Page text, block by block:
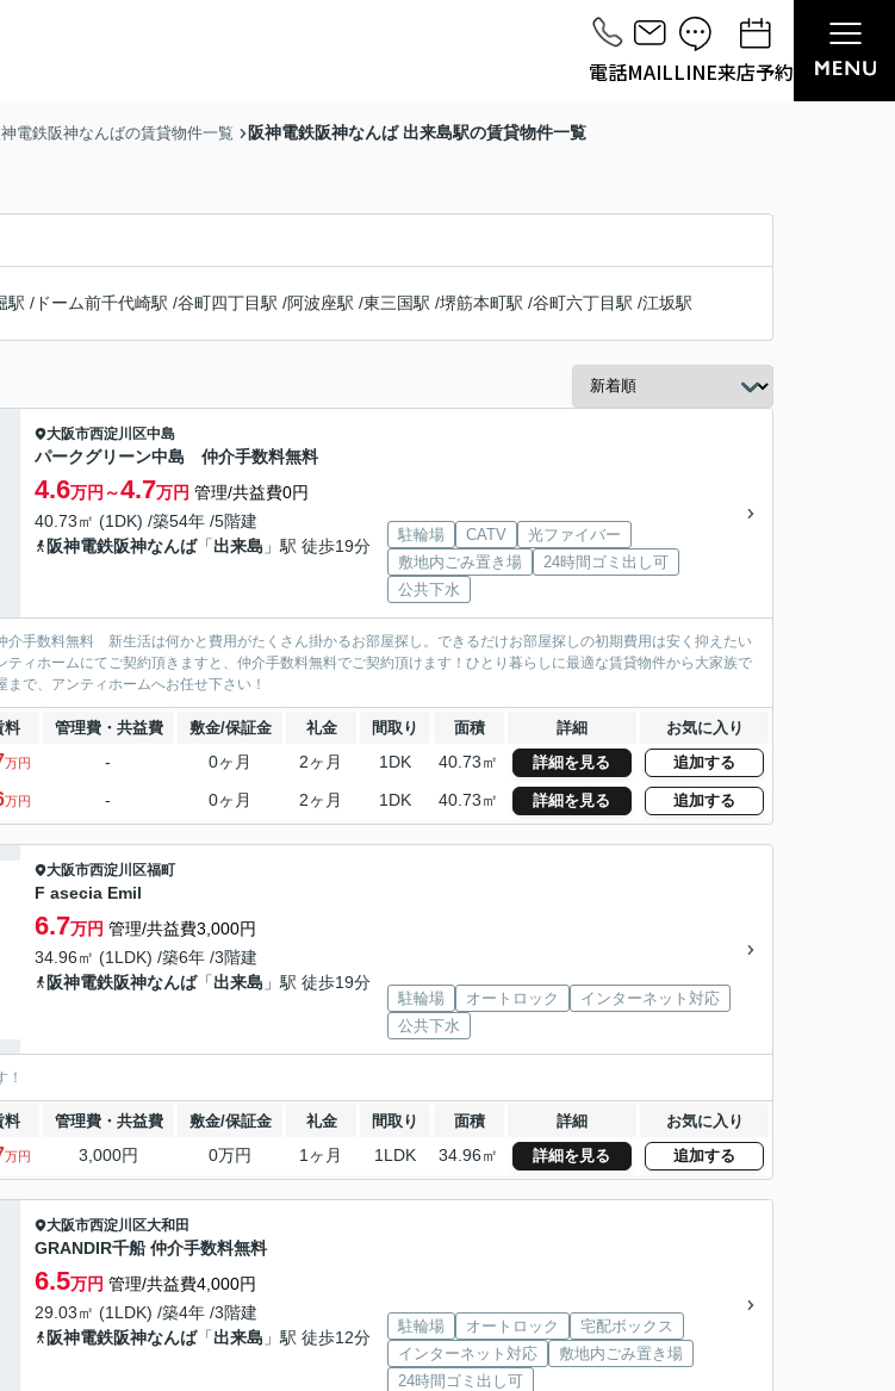
電話MAILLINE来店予約
電鉄阪神なんばの賃貸物件一覧 阪神電鉄阪神なんば 出来島駅の賃貸物件一覧
駅 / ドーム前千代崎駅 /谷町四丁目駅 /阿波座駅 /東三国駅 /堺筋本町駅 /谷町六丁目駅 /江坂駅
大阪市西淀川区中島
パークグリーン中島 仲介手数料無料
4.6万円～4.7万円 管理/共益費0円
40.73㎡ (1DK) /築54年 /5階建
阪神電鉄阪神なんば「出来島 」駅 徒歩19分
駐輪場 CATV
光ファイバー
敷地内ごみ置き場
24時間ゴミ出し可
公共下水
介手数料無料 新生活は何かと費用がたくさん掛かるお部屋探し。できるだけお部屋探しの初期費用は安く抑えたい
ティホームにてご契約頂きますと、仲介手数料無料でご契約頂けます！ひとり暮らしに最適な賃貸物件から大家族で
で、アンティホームへお任せ下さい！
料 管理費・共益費 敷金/保証金 礼金 間取り 面積 詳細 お気に入り
万円 - 0ヶ月 2ヶ月 1DK 40.73㎡ 詳細を見る 追加する
万円 - 0ヶ月 2ヶ月 1DK 40.73㎡ 詳細を見る 追加する
大阪市西淀川区福町
F asecia Emil
6.7万円 管理/共益費3,000円
34.96㎡ (1LDK) /築6年 /3階建
阪神電鉄阪神なんば「出来島 」駅 徒歩19分
駐輪場 オートロック
インターネット対応
公共下水
！
料 管理費・共益費 敷金/保証金 礼金 間取り 面積 詳細 お気に入り
万円 3,000円 0万円 1ヶ月 1LDK 34.96㎡ 詳細を見る 追加する
大阪市西淀川区大和田
GRANDIR千船 仲介手数料無料
6.5万円 管理/共益費4,000円
29.03㎡ (1LDK) /築4年 /3階建
阪神電鉄阪神なんば「出来島 」駅 徒歩12分
駐輪場 オートロック
宅配ボックス
インターネット対応
敷地内ごみ置き場
24時間ゴミ出し可